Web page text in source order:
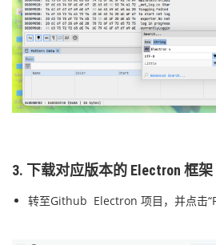
3. 下载对应版本的 Electron 框架
转至Github Electron 项目，并点击